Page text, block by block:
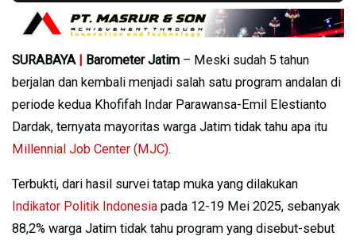
SURABAYA | Barometer Jatim – Meski sudah 5 tahun
berjalan dan kembali menjadi salah satu program andalan di
periode kedua Khofifah Indar Parawansa-Emil Elestianto
Dardak, ternyata mayoritas warga Jatim tidak tahu apa itu
Millennial Job Center (MJC).
Terbukti, dari hasil survei tatap muka yang dilakukan
Indikator Politik Indonesia pada 12-19 Mei 2025, sebanyak
88,2% warga Jatim tidak tahu program yang disebut-sebut